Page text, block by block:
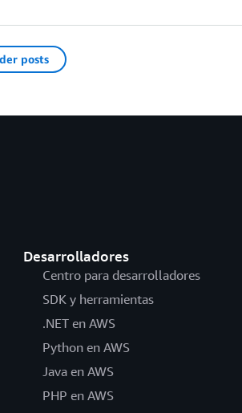
posts
Desarrolladores
Centro para desarrolladores
SDK y herramientas
.NET en AWS
Python en AWS
Java en AWS
PHP en AWS